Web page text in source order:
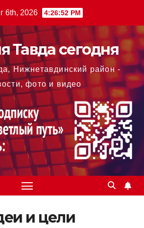
6th, 2026 4:26:53 PM
Тавда сегодня
Нижнетавдинский район -
фото и видео
и цели